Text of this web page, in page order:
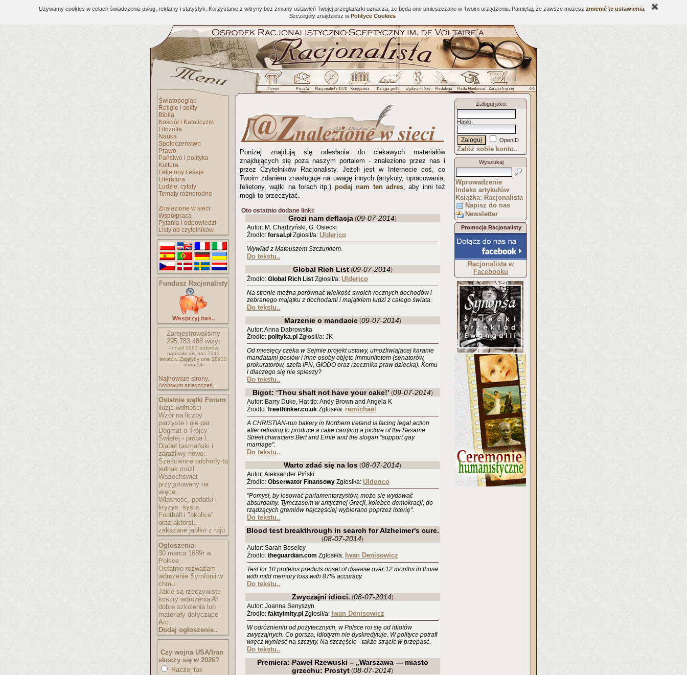
Używamy cookies w celach świadczenia usług, reklamy i statystyk. Korzystanie z witryny bez zmiany ustawień Twojej przeglądarki oznacza, że będą one umieszczane w Twoim urządzeniu. Pamiętaj, że zawsze możesz zmienić te ustawienia
Szczegóły znajdziesz w Polityce Cookies
Światopogląd
Religie i sekty
Biblia
Kościół i Katolicyzm
Filozofia
Nauka
Społeczeństwo
Prawo
Państwo i polityka
Kultura
Felietony i eseje
Literatura
Ludzie, cytaty
Tematy różnorodne
Znalezione w sieci
Współpraca
Pytania i odpowiedzi
Listy od czytelników
Fundusz Racjonalisty
Wesprzyj nas..
Zarejestrowaliśmy
295.783.488wizyt
Ponad 1062 autorów
napisało dla nas 7343
tekstów. Zajęłyby one 28930
stron A4
Najnowsze strony..
Archiwum streszczeń..
Ostatnie wątki Forum:
iluzja wolności
Wzór na liczby
parzyste i nie par..
Dogmat o Trójcy
Świętej - próba l..
Diabeł tasmański i
zaraźliwy nowo..
Sześcienne odchody-to
jednak możl..
Wszechświat
przygotowany na
więce..
Własność, podatki i
kryzys: syste..
Football i "okolice"
oraz aktorst..
zakazane jabłko z raju
Ogłoszenia:
30 marca 1689r w
Polsce
Ostatnio rozważam
wdrożenie Symfonii w
chmu..
Jakie są rzeczywiste
koszty wdrożenia AI
dobre szkolenia lub
materiały dotyczące
Arc..
Dodaj ogłoszenie..
Czy wojna USA/Iran
skoczy się w 2026?
Raczej tak
Poniżej znajdują się odesłania do ciekawych materiałów
znajdujących się poza naszym portalem - znalezione przez nas i
przez Czytelników Racjonalisty. Jeżeli jest w Internecie coś, co
Twoim zdaniem znasługuje na uwagę innych (artykuły, opracowania,
felietony, wątki na forach itp.) podaj nam ten adres, aby inni też
mogli to przeczytać.
Oto ostatnio dodane linki:
Grozi nam deflacja (09-07-2014)
Autor: M. Chądzyński, G. Osiecki
Źrodło: forsal.pl Zgłosił/a: Ulderico
Wywiad z Mateuszem Szczurkiem.
Do tekstu..
Global Rich List(09-07-2014)
Źrodło: Global Rich ListZgłosił/a: Ulderico
Na stronie można porównać wielkość swoich rocznych dochodów i
zebranego majątku z dochodami i majątkiem ludzi z całego świata.
Do tekstu..
Marzenie o mandacie(09-07-2014)
Autor: Anna Dąbrowska
Źrodło: polityka.pl Zgłosił/a: JK
Od miesięcy czeka w Sejmie projekt ustawy, umożliwiającej karanie
mandatami posłów i inne osoby objęte immunitetem (senatorów,
prokuratorów, szefa IPN, GIODO oraz rzecznika praw dziecka). Komu
i dlaczego się nie spieszy?
Do tekstu..
Bigot: ‘Thou shalt not have your cake!’ (09-07-2014)
Autor: Barry Duke, Hat tip: Andy Brown and Angela K
Źrodło: freethinker.co.ukZgłosił/a: ramichael
A CHRISTIAN-run bakery in Northern Ireland is facing legal action
after refusing to produce a cake carrying a picture of the Sesame
Street characters Bert and Ernie and the slogan "support gay
marriage".
Do tekstu..
Warto zdać się na los (08-07-2014)
Autor: Aleksander Piński
Źrodło: Obserwator FinansowyZgłosił/a: Ulderico
"Pomysł, by losować parlamentarzystów, może się wydawać
absurdalny. Tymczasem w antycznej Grecji, kolebce demokracji, do
rządzących gremiów najczęściej wybierano poprzez loterię".
Do tekstu..
Blood test breakthrough in search for Alzheimer's cure.
(08-07-2014)
Autor: Sarah Boseley
Źrodło: theguardian.com Zgłosił/a: Iwan Denisowicz
Test for 10 proteins predicts onset of disease over 12 months in those
with mild memory loss with 87% accuracy.
Do tekstu..
Zwyczajni idioci. (08-07-2014)
Autor: Joanna Senyszyn
Źrodło: faktyimity.pl Zgłosił/a: Iwan Denisowicz
W odróżnieniu od pożytecznych, w Polsce roi się od idiotów
zwyczajnych. Co gorsza, idiotyzm nie dyskredytuje. W polityce potrafi
wręcz wynieść na szczyty. Na szczęście - także strącić w przepaść.
Do tekstu..
Premiera: Paweł Rzewuski – „Warszawa — miasto
grzechu: Prostyt (08-07-2014)
Zaloguj jako:
Hasło:
OpenID
Załóż sobie konto..
Wyszukaj
Wprowadzenie
Indeks artykułów
Książka: Racjonalista
Napisz do nas
Newsletter
Promocja Racjonalisty
Racjonalista w
Facebooku